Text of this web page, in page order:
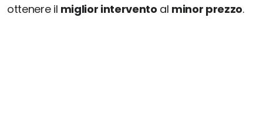
ottenere il miglior intervento al minor prezzo.